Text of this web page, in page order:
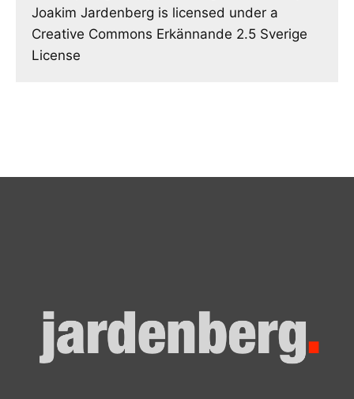
Joakim Jardenberg is licensed under a
Creative Commons Erkännande 2.5 Sverige
License